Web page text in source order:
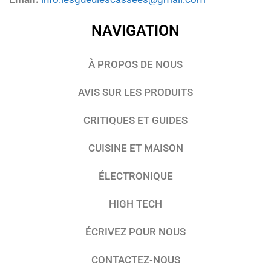
NAVIGATION
À PROPOS DE NOUS
AVIS SUR LES PRODUITS
CRITIQUES ET GUIDES
CUISINE ET MAISON
ÉLECTRONIQUE
HIGH TECH
ÉCRIVEZ POUR NOUS
CONTACTEZ-NOUS